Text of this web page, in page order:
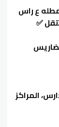
مطله ع راس
✅
المراكز